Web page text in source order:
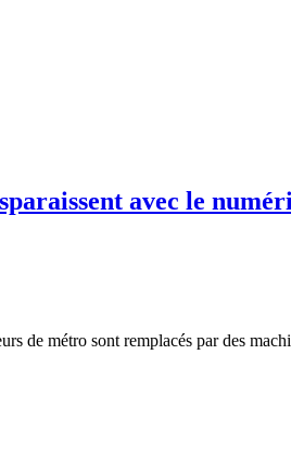
avec le
de métro sont remplacés par des